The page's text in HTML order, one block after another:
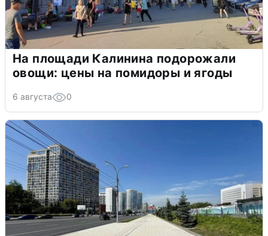
На площади Калинина подорожали
овощи: цены на помидоры и ягоды
6 августа 0